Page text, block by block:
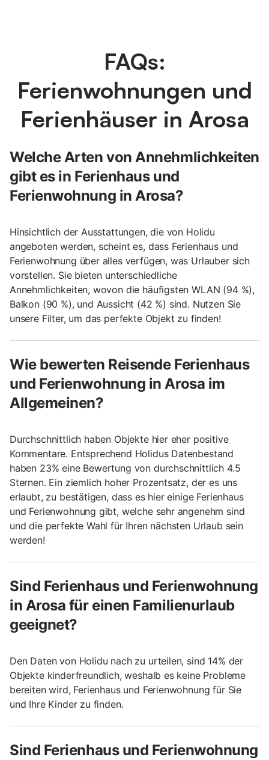
FAQs:
Ferienwohnungen und
Ferienhäuser in Arosa
Welche Arten von Annehmlichkeiten
gibt es in Ferienhaus und
Ferienwohnung in Arosa?
Hinsichtlich der Ausstattungen, die von Holidu
angeboten werden, scheint es, dass Ferienhaus und
Ferienwohnung über alles verfügen, was Urlauber sich
vorstellen. Sie bieten unterschiedliche
Annehmlichkeiten, wovon die häufigsten WLAN (94 %),
Balkon (90 %), und Aussicht (42 %) sind. Nutzen Sie
unsere Filter, um das perfekte Objekt zu finden!
Wie bewerten Reisende Ferienhaus
und Ferienwohnung in Arosa im
Allgemeinen?
Durchschnittlich haben Objekte hier eher positive
Kommentare. Entsprechend Holidus Datenbestand
haben 23% eine Bewertung von durchschnittlich 4.5
Sternen. Ein ziemlich hoher Prozentsatz, der es uns
erlaubt, zu bestätigen, dass es hier einige Ferienhaus
und Ferienwohnung gibt, welche sehr angenehm sind
und die perfekte Wahl für Ihren nächsten Urlaub sein
werden!
Sind Ferienhaus und Ferienwohnung
in Arosa für einen Familienurlaub
geeignet?
Den Daten von Holidu nach zu urteilen, sind 14% der
Objekte kinderfreundlich, weshalb es keine Probleme
bereiten wird, Ferienhaus und Ferienwohnung für Sie
und Ihre Kinder zu finden.
Sind Ferienhaus und Ferienwohnung